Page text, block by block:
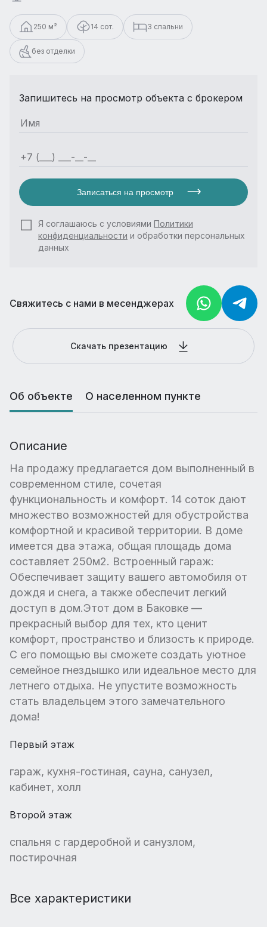
250 м² 14 сот. 3 спальни
без отделки
Запишитесь на просмотр объекта с брокером
Записаться на просмотр
Я соглашаюсь с условиями Политики
конфиденциальности и обработки персональных
данных
Свяжитесь с нами в месенджерах
Скачать презентацию
Об объекте О населенном пункте
Описание
На продажу предлагается дом выполненный в
современном стиле, сочетая
функциональность и комфорт. 14 соток дают
множество возможностей для обустройства
комфортной и красивой территории. В доме
имеется два этажа, общая площадь дома
составляет 250м2. Встроенный гараж:
Обеспечивает защиту вашего автомобиля от
дождя и снега, а также обеспечит легкий
доступ в дом.Этот дом в Баковке —
прекрасный выбор для тех, кто ценит
комфорт, пространство и близость к природе.
С его помощью вы сможете создать уютное
семейное гнездышко или идеальное место для
летнего отдыха. Не упустите возможность
стать владельцем этого замечательного
дома!
Первый этаж
гараж, кухня-гостиная, сауна, санузел,
кабинет, холл
Второй этаж
спальня с гардеробной и санузлом,
постирочная
Все характеристики